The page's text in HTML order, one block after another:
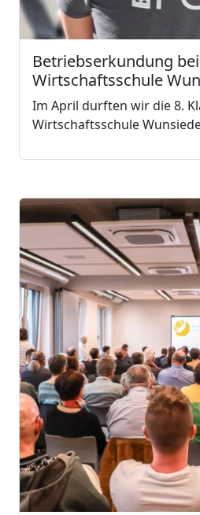
Betriebserkundung
Wirtschaftsschule
Im April durften wir die 8.
Wirtschaftsschule